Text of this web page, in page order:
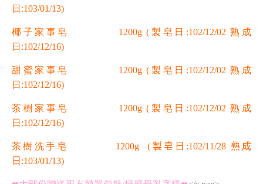
日:103/01/13)
椰子家事皂 1200g(製皂日:102/12/02 熟成
日:102/12/16)
甜蜜家事皂 1200g(製皂日:102/12/02 熟成
日:102/12/16)
茶樹家事皂 1200g(製皂日:102/12/02 熟成
日:102/12/16)
茶樹洗手皂 1200g
(製皂日:102/11/28 熟成
日:103/01/13)